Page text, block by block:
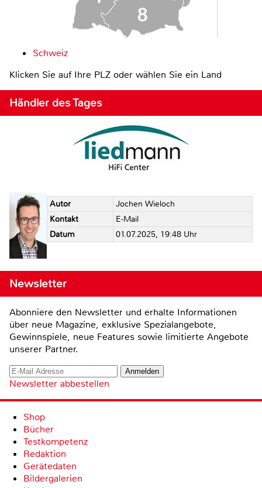
Schweiz
Klicken Sie auf Ihre PLZ oder wählen Sie ein Land
Händler des Tages
Autor
Jochen Wieloch
Kontakt
E-Mail
Datum
01.07.2025, 19:48 Uhr
Newsletter
Abonniere den Newsletter und erhalte Informationen
über neue Magazine, exklusive Spezialangebote,
Gewinnspiele, neue Features sowie limitierte Angebote
unserer Partner.
Newsletter abbestellen
Shop
Bücher
Testkompetenz
Redaktion
Gerätedaten
Bildergalerien